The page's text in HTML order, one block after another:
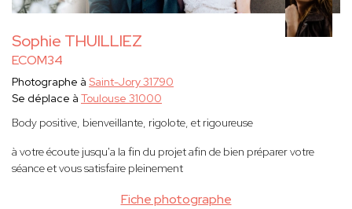
Sophie THUILLIEZ
ECOM34
Fiche photographe
Photographe à Saint-Jory 31790
Se déplace à Toulouse 31000
Body positive, bienveillante, rigolote, et rigoureuse
à votre écoute jusqu'a la fin du projet afin de bien préparer votre
séance et vous satisfaire pleinement